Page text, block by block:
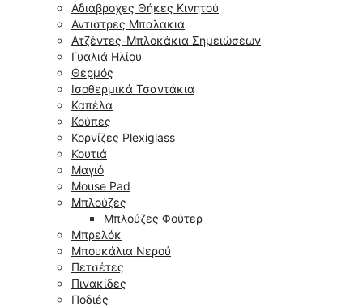
Αδιάβροχες Θήκες Κινητού
Αντιστρες Μπαλακια
Ατζέντες-Μπλοκάκια Σημειώσεων
Γυαλιά Ηλίου
Θερμός
Ισοθερμικά Τσαντάκια
Καπέλα
Κούπες
Κορνίζες Plexiglass
Κουτιά
Μαγιό
Mouse Pad
Μπλούζες
Μπλούζες Φούτερ
Μπρελόκ
Μπουκάλια Νερού
Πετσέτες
Πινακίδες
Ποδιές